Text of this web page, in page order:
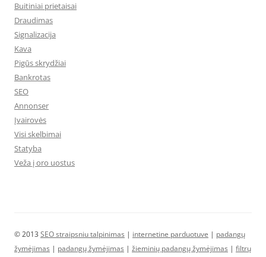
Buitiniai prietaisai
Draudimas
Signalizacija
Kava
Pigūs skrydžiai
Bankrotas
SEO
Annonser
Įvairovės
Visi skelbimai
Statyba
Veža į oro uostus
© 2013 SEO straipsniu talpinimas | internetine parduotuve | padangų
žymėjimas | padangų žymėjimas | žieminių padangų žymėjimas | filtrų